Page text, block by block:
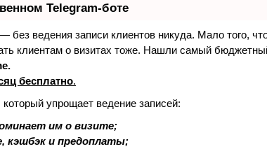
Telegram-боте
без ведения записи клиентов никуда. Мало того,
клиентам о визитах тоже. Нашли самый
бесплатно.
упрощает ведение записей:
им о визите;
кэшбэк и предоплаты;